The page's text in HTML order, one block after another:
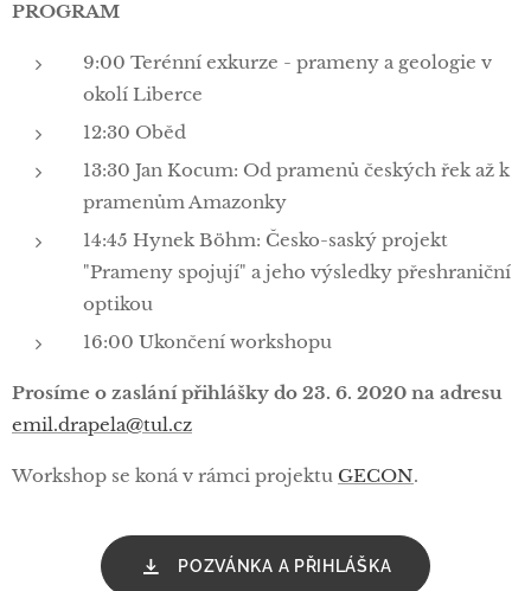
PROGRAM
9:00 Terénní exkurze - prameny a geologie v
okolí Liberce
12:30 Oběd
13:30 Jan Kocum: Od pramenů českých řek až k
pramenům Amazonky
14:45 Hynek Böhm: Česko-saský projekt
"Prameny spojují" a jeho výsledky přeshraniční
optikou
16:00 Ukončení workshopu
Prosíme o zaslání přihlášky do 23. 6. 2020 na adresu
emil.drapela@tul.cz
Workshop se koná v rámci projektu GECON.
POZVÁNKA A PŘIHLÁŠKA